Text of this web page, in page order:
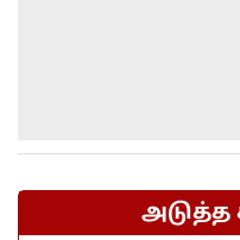
அடுத்த